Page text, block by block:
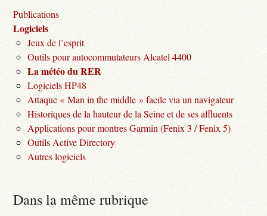
Publications
Logiciels
Jeux de l’esprit
Outils pour autocommutateurs Alcatel 4400
La météo du RER
Logiciels HP48
Attaque « Man in the middle » facile via un navigateur
Historiques de la hauteur de la Seine et de ses affluents
Applications pour montres Garmin (Fenix 3 / Fenix 5)
Outils Active Directory
Autres logiciels
Dans la même rubrique